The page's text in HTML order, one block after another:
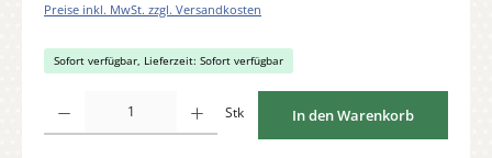
Preise inkl. MwSt. zzgl. Versandkosten
Sofort verfügbar, Lieferzeit: Sofort verfügbar
Stk In den Warenkorb